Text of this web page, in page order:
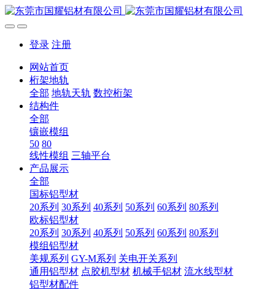
登录 注册
网站首页
桁架地轨
全部 地轨天轨 数控桁架
结构件
全部
镶嵌模组
50 80
线性模组 三轴平台
产品展示
全部
国标铝型材
20系列 30系列 40系列 50系列 60系列 80系列
欧标铝型材
20系列 30系列 40系列 50系列 60系列 80系列
模组铝型材
美规系列 GY-M系列 关电开关系列
通用铝型材 点胶机型材 机械手铝材 流水线型材
铝型材配件